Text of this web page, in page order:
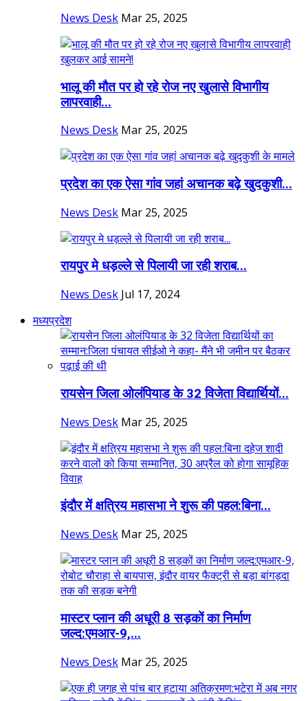
News Desk Mar 25, 2025
भालू की मौत पर हो रहे रोज नए खुलासे विभागीय
लापरवाही...
News Desk Mar 25, 2025
प्रदेश का एक ऐसा गांव जहां अचानक बढ़े खुदकुशी...
News Desk Mar 25, 2025
रायपुर मे धड़ल्ले से पिलायी जा रही शराब...
News Desk Jul 17, 2024
मध्यप्रदेश
रायसेन जिला ओलंपियाड के 32 विजेता विद्यार्थियों...
News Desk Mar 25, 2025
इंदौर में क्षत्रिय महासभा ने शुरू की पहल:बिना...
News Desk Mar 25, 2025
मास्टर प्लान की अधूरी 8 सड़कों का निर्माण
जल्द:एमआर-9,...
News Desk Mar 25, 2025